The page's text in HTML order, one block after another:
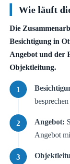
Wie läuft
Die
Besichtigung in
Angebot und der
Objektleitung.
Angebot:
Angebot